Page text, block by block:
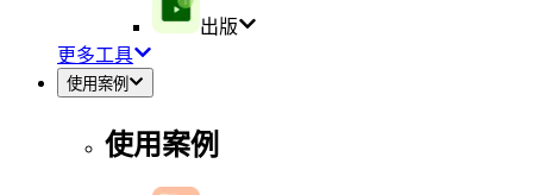
出版
更多工具
使用案例
使用案例